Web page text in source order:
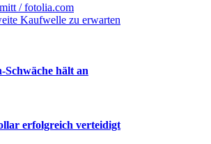
/ fotolia.com
Kaufwelle zu erwarten
Schwäche hält an
erfolgreich verteidigt